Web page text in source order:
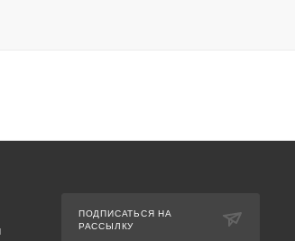
ПОДПИСАТЬСЯ НА
РАССЫЛКУ